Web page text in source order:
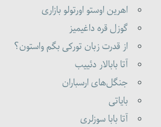
اهرین اوستو اورتولو بازاری
گوزل قره داغیمیز
از قدرت زبان تورکی بگم واستون؟
آتا بابالار دئییب
جنگل‌های ارسباران
بایاتی
آتا بابا سوزلری